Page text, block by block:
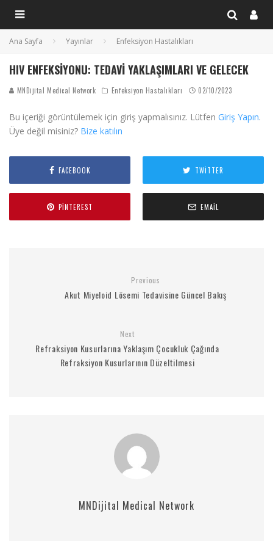
Ana Sayfa Yayınlar Enfeksiyon Hastalıkları
HIV ENFEKSIYONU: TEDAVI YAKLAŞIMLARI VE GELECEK
MNDijital Medical Network Enfeksiyon Hastalıkları 02/10/2023
Bu içeriği görüntülemek için giriş yapmalısınız. Lütfen Giriş Yapın.
Üye değil misiniz? Bize katılın
FACEBOOK TWITTER
PINTEREST EMAIL
Previous
Akut Miyeloid Lösemi Tedavisine Güncel Bakış
Next
Refraksiyon Kusurlarına Yaklaşım Çocukluk Çağında
Refraksiyon Kusurlarının Düzeltilmesi
MNDijital Medical Network